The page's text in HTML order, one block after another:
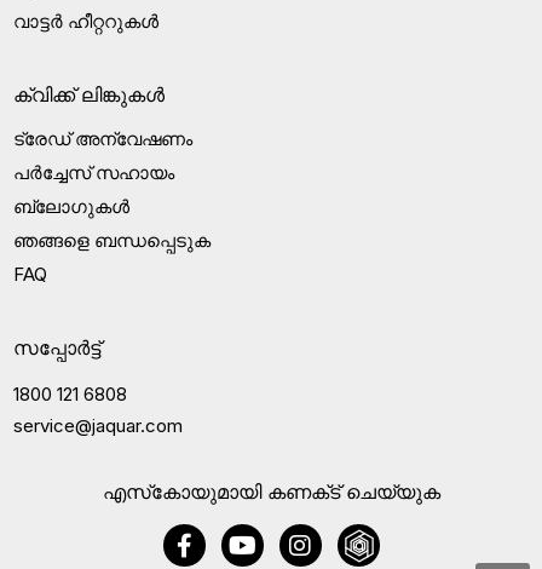
എസ്‍കോയുമായി കണക്‌ട് ചെയ്യുക
വാട്ടർ ഹീറ്ററുകൾ
ക്വിക്ക് ലിങ്കുകൾ
ട്രേഡ് അന്വേഷണം
പർച്ചേസ് സഹായം
ബ്ലോഗുകൾ
ഞങ്ങളെ ബന്ധപ്പെടുക
FAQ
സപ്പോർട്ട്
1800 121 6808
service@jaquar.com